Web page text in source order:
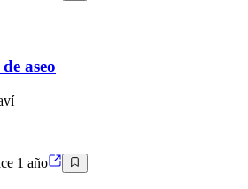
aseo
1 año